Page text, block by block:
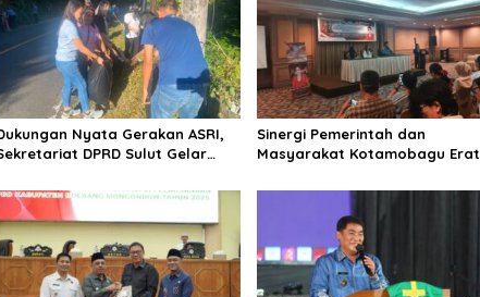
Nyata Gerakan ASRI,
DPRD Sulut Gelar
Sinergi Pemerintah dan
Masyarakat Kotamobagu Erat
Pinontoan